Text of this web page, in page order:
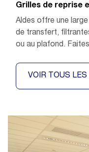
Grilles de reprise
Aldes offre une
de transfert,
ou au plafond.
VOIR TOUS